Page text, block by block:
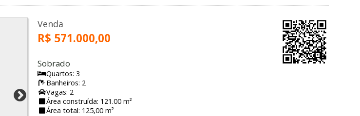
Venda
R$ 571.000,00
Sobrado
Quartos: 3
Banheiros: 2
Vagas: 2
Área construída: 121.00 m²
Área total: 125,00 m²